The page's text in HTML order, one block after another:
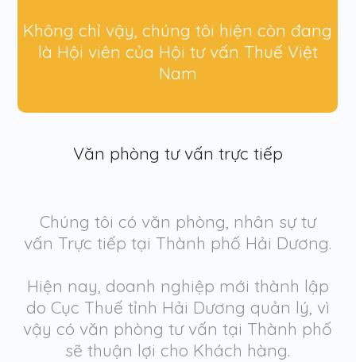
Không chỉ vậy, chúng tôi hiện còn đang
là Hội viên của Hội tư vấn Thuế Việt
Nam
Văn phòng tư vấn trực tiếp
Chúng tôi có văn phòng, nhân sự tư
vấn Trực tiếp tại Thành phố Hải Dương.
Hiện nay, doanh nghiệp mới thành lập
do Cục Thuế tỉnh Hải Dương quản lý, vì
vậy có văn phòng tư vấn tại Thành phố
sẽ thuận lợi cho Khách hàng.